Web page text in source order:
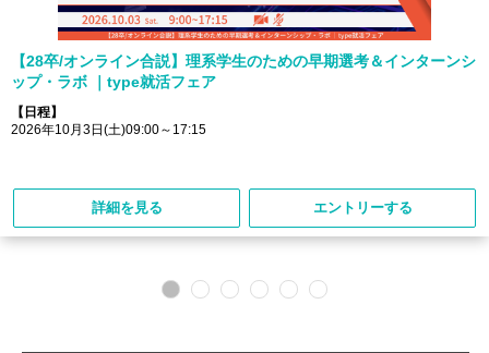
【28卒/オンライン合説】理系学生のための早期選考＆インターンシ
ップ・ラボ ｜type就活フェア
【日程】
2026年10月3日(土)09:00～17:15
詳細を見る エントリーする